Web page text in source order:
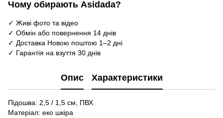
Чому обирають Asidada?
✓ Живі фото та відео
✓ Обмін або повернення 14 днів
✓ Доставка Новою поштою 1–2 дні
✓ Гарантія на взуття 30 днів
Опис Характеристики
Підошва: 2,5 / 1,5 см, ПВХ
Матеріал: еко шкіра